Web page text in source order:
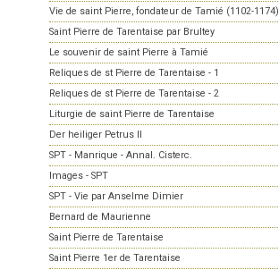
Vie de saint Pierre, fondateur de Tamié (1102-1174)
Saint Pierre de Tarentaise par Brultey
Le souvenir de saint Pierre à Tamié
Reliques de st Pierre de Tarentaise - 1
Reliques de st Pierre de Tarentaise - 2
Liturgie de saint Pierre de Tarentaise
Der heiliger Petrus II
SPT - Manrique - Annal. Cisterc.
Images - SPT
SPT - Vie par Anselme Dimier
Bernard de Maurienne
Saint Pierre de Tarentaise
Saint Pierre 1er de Tarentaise